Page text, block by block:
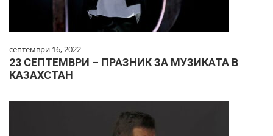
септември 16, 2022
23 СЕПТЕМВРИ – ПРАЗНИК ЗА МУЗИКАТА В
КАЗАХСТАН